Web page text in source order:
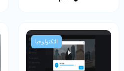
التكنولوجيا